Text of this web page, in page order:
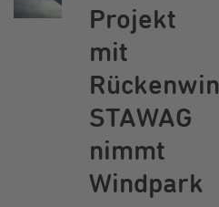
Projekt
mit
STAWAG
nimmt
Windpark